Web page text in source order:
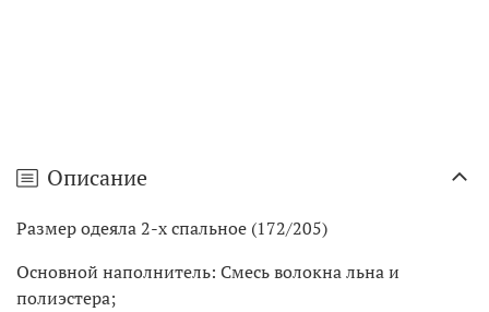
Описание
Размер одеяла 2-х спальное (172/205)
Основной наполнитель: Смесь волокна льна и
полиэстера;